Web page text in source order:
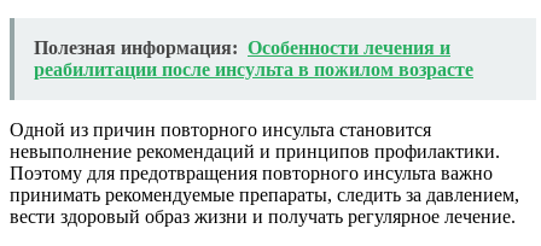
Полезная информация: Особенности лечения и
реабилитации после инсульта в пожилом возрасте
Одной из причин повторного инсульта становится
невыполнение рекомендаций и принципов профилактики.
Поэтому для предотвращения повторного инсульта важно
принимать рекомендуемые препараты, следить за давлением,
вести здоровый образ жизни и получать регулярное лечение.